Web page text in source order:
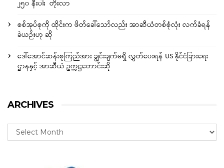
၂၅၀ နီးပါး တိုးလာ
စစ်အုပ်စုကို ထိုင်းက ဖိတ်ခေါ်သော်လည်း အာဆီယံတစ်စုံလုံး လက်ခံရန်
ခဲယဉ်းဟု ဆို
ဒေါ်အောင်ဆန်းစုကြည်အား ချွင်းချက်မရှိ လွှတ်ပေးရန် US နိုင်ငံခြားရေး
ဌာနနှင့် အာဆီယံ ဥက္ကဋ္ဌတောင်းဆို
ARCHIVES